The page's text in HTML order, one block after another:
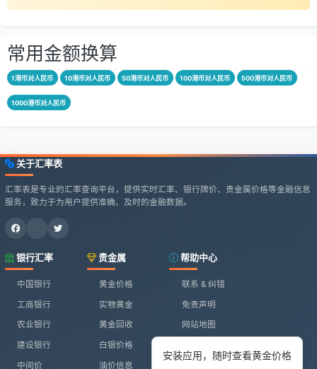
安装应用，随时查看黄金价格
常用金额换算
1港币对人民币 10港币对人民币 50港币对人民币 100港币对人民币 500港币对人民币
1000港币对人民币
关于汇率表
汇率表是专业的汇率查询平台，提供实时汇率、银行牌价、贵金属价格等金融信息
服务，致力于为用户提供准确、及时的金融数据。
银行汇率
中国银行
工商银行
农业银行
建设银行
中间价
贵金属
黄金价格
实物黄金
黄金回收
白银价格
油价信息
帮助中心
联系 & 纠错
免责声明
网站地图